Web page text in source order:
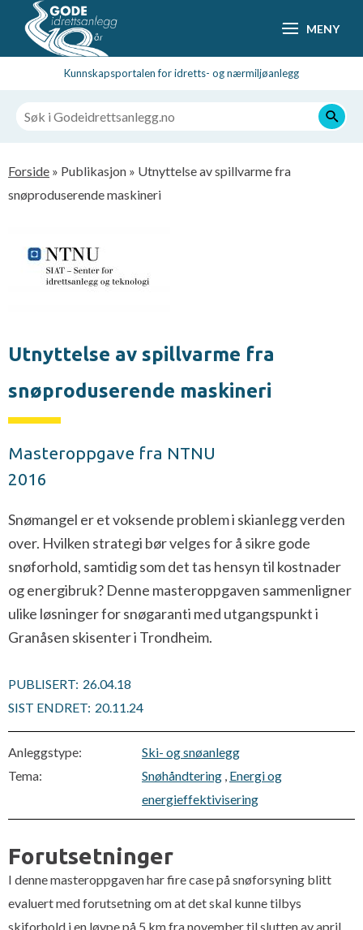
hovedsideinnhold
MENY
Kunnskapsportalen for idretts- og nærmiljøanlegg
Navigasjonssti
Forside Publikasjon
Utnyttelse av spillvarme fra
snøproduserende maskineri
Utnyttelse av spillvarme fra
snøproduserende maskineri
Masteroppgave fra NTNU
2016
Snømangel er et voksende problem i skianlegg verden
over. Hvilken strategi bør velges for å sikre gode
snøforhold, samtidig som det tas hensyn til kostnader
og energibruk? Denne masteroppgaven sammenligner
ulike løsninger for snøgaranti med utgangspunkt i
Granåsen skisenter i Trondheim.
PUBLISERT: 26.04.18
SIST ENDRET: 20.11.24
Anleggstype:
Ski- og snøanlegg
Tema:
Snøhåndtering , Energi og
energieffektivisering
Forutsetninger
I denne masteroppgaven har fire case på snøforsyning blitt
evaluert med forutsetning om at det skal kunne tilbys
skiforhold i en løype på 5 km fra november til slutten av april